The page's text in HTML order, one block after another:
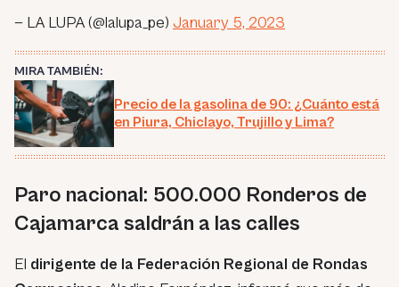
— LA LUPA (@lalupa_pe) January 5, 2023
MIRA TAMBIÉN:
Precio de la gasolina de 90: ¿Cuánto está
en Piura, Chiclayo, Trujillo y Lima?
Paro nacional: 500.000 Ronderos de
Cajamarca saldrán a las calles
El dirigente de la Federación Regional de Rondas